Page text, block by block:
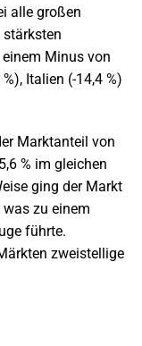
alle großen
stärksten
Minus von
Italien (-14,4 %)
Marktanteil von
% im gleichen
ging der Markt
zu einem
führte.
zweistellige